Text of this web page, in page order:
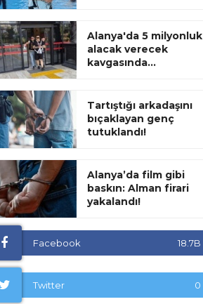
Alanya'da 5 milyonluk
alacak verecek
kavgasında...
Tartıştığı arkadaşını
bıçaklayan genç
tutuklandı!
Alanya’da film gibi
baskın: Alman firari
yakalandı!
Facebook 18.7B
Twitter 0